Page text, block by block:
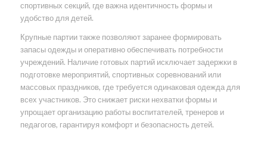
спортивных секций, где важна идентичность формы и
удобство для детей.
Крупные партии также позволяют заранее формировать
запасы одежды и оперативно обеспечивать потребности
учреждений. Наличие готовых партий исключает задержки в
подготовке мероприятий, спортивных соревнований или
массовых праздников, где требуется одинаковая одежда для
всех участников. Это снижает риски нехватки формы и
упрощает организацию работы воспитателей, тренеров и
педагогов, гарантируя комфорт и безопасность детей.